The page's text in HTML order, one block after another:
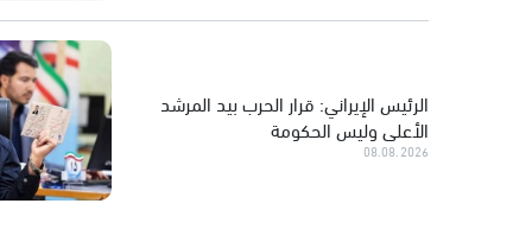
الرئيس الإيراني: قرار الحرب بيد المرشد
الأعلى وليس الحكومة
08.08.2026